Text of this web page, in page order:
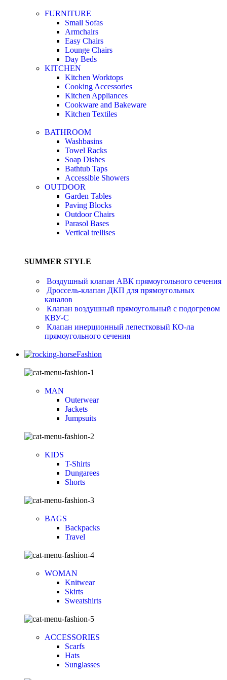
FURNITURE
Small Sofas
Armchairs
Easy Chairs
Lounge Chairs
Day Beds
KITCHEN
Kitchen Worktops
Cooking Accessories
Kitchen Appliances
Cookware and Bakeware
Kitchen Textiles
BATHROOM
Washbasins
Towel Racks
Soap Dishes
Bathtub Taps
Accessible Showers
OUTDOOR
Garden Tables
Paving Blocks
Outdoor Chairs
Parasol Bases
Vertical trellises
SUMMER STYLE
Воздушный клапан АВК прямоугольного сечения
Дроссель-клапан ДКП для прямоугольных
каналов
Клапан воздушный прямоугольный с подогревом
КВУ-С
Клапан инерционный лепестковый КО-ла
прямоугольного сечения
Fashion
MAN
Outerwear
Jackets
Jumpsuits
KIDS
T-Shirts
Dungarees
Shorts
BAGS
Backpacks
Travel
WOMAN
Knitwear
Skirts
Sweatshirts
ACCESSORIES
Scarfs
Hats
Sunglasses